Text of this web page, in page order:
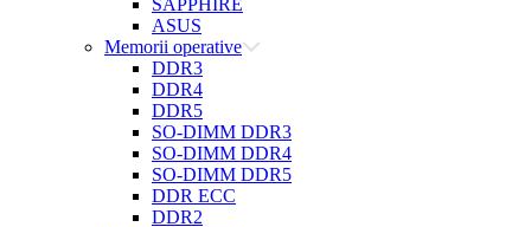
SAPPHIRE
ASUS
Memorii operative
DDR3
DDR4
DDR5
SO-DIMM DDR3
SO-DIMM DDR4
SO-DIMM DDR5
DDR ECC
DDR2